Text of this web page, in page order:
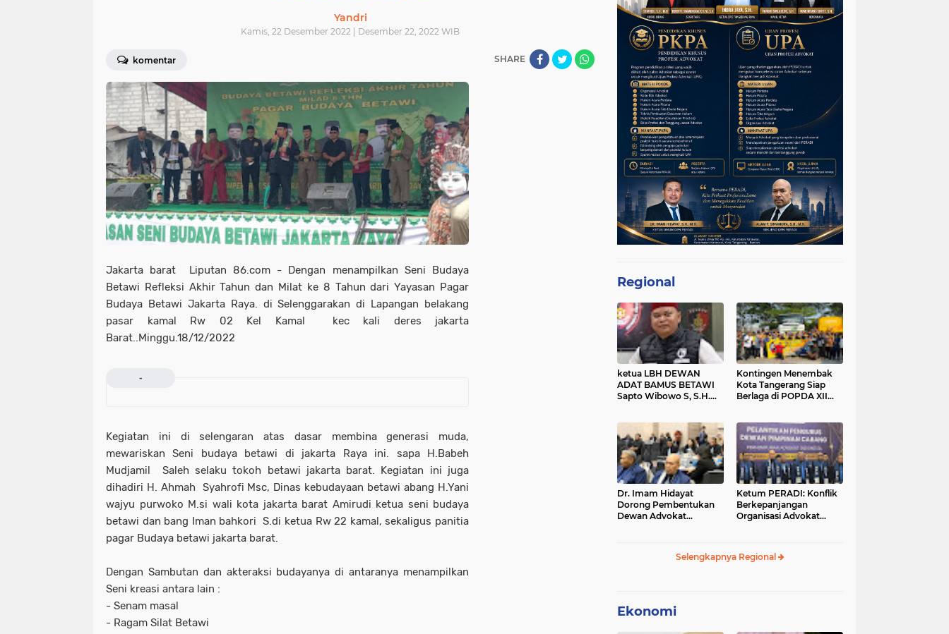
Yandri
Kamis, 22 Desember 2022 | Desember 22, 2022 WIB
komentar SHARE
Jakarta barat Liputan 86.com - Dengan menampilkan Seni Budaya
Betawi Refleksi Akhir Tahun dan Milat ke 8 Tahun dari Yayasan Pagar
Budaya Betawi Jakarta Raya. di Selenggarakan di Lapangan belakang
pasar kamal Rw 02 Kel Kamal kec kali deres jakarta
Barat..Minggu.18/12/2022
-
Kegiatan ini di selengaran atas dasar membina generasi muda,
mewariskan Seni budaya betawi di jakarta Raya ini. sapa H.Babeh
Mudjamil Saleh selaku tokoh betawi jakarta barat. Kegiatan ini juga
dihadiri H. Ahmah Syahrofi Msc, Dinas kebudayaan betawi abang H.Yani
wajyu purwoko M.si wali kota jakarta barat Amirudi ketua seni budaya
betawi dan bang Iman bahkori S.di ketua Rw 22 kamal, sekaligus panitia
pagar Budaya betawi jakarta barat.
Dengan Sambutan dan akteraksi budayanya di antaranya menampilkan
Seni kreasi antara lain :
- Senam masal
- Ragam Silat Betawi
Regional
ketua LBH DEWAN
ADAT BAMUS BETAWI
Sapto Wibowo S, S.H.
Statement di Media
Kontingen Menembak
Kota Tangerang Siap
Berlaga di POPDA XII
Dr. Imam Hidayat
Dorong Pembentukan
Dewan Advokat
Ketum PERADI: Konflik
Berkepanjangan
Organisasi Advokat
Selengkapnya Regional
Ekonomi